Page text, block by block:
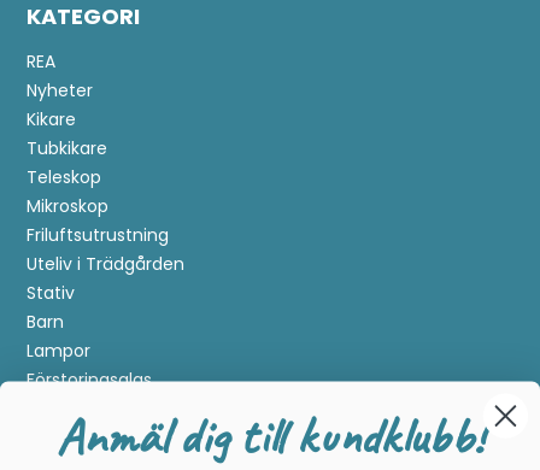
KATEGORI
REA
Nyheter
Kikare
Tubkikare
Teleskop
Mikroskop
Friluftsutrustning
Uteliv i Trädgården
Stativ
Barn
Lampor
Förstoringsglas
GuiderAnmäl dig till kundklubb!